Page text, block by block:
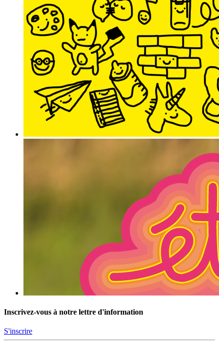
Inscrivez-vous à notre lettre d'information
S'inscrire